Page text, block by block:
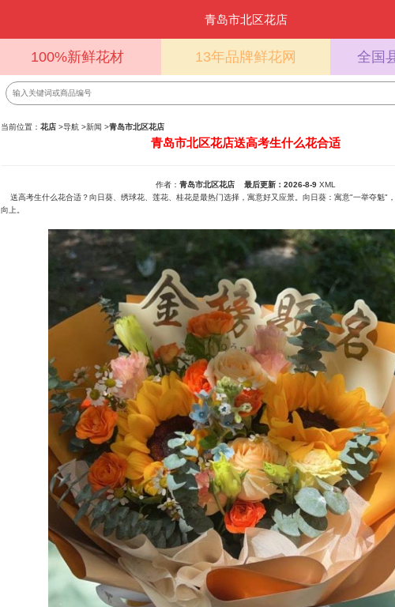
青岛市北区花店
100%新鲜花材 13年品牌鲜花网 全国
当前位置： 花店 >导航 >新闻 >青岛市北区花店
青岛市北区花店送高考生什么花合适
作者： 青岛市北区花店 最后更新：2026-8-9 XML
送高考生什么花合适？向日葵、绣球花、莲花、桂花是最热门选择，寓意好又应景。向日葵‌：寓意"一举夺魁"
向上。